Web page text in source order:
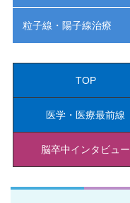
粒子線・陽子線治療
TOP
医学・医療最前線
脳卒中インタビュー